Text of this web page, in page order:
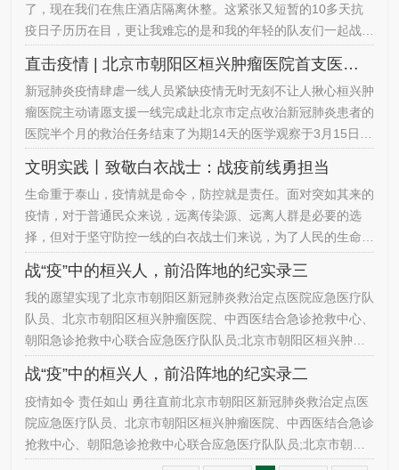
队员关键时刻挺身而出、不计生死，诠释了医护人员的职业素养
和伟大，…
了，现在我们在焦庄酒店隔离休整。这紧张又短暂的10多天抗
疫日子历历在目，更让我难忘的是和我的年轻的队友们一起战斗
瘤医院的医务人员纷纷请战到北京市朝阳区新冠肺炎救治定点医
院进行支援。经过院里的培训和选拔我有幸成为朝阳区桓兴肿瘤
医院应急医疗队队长带队出征，和我一起去的是院里三个年轻同
志：放疗科…
直击疫情 | 北京市朝阳区桓兴肿瘤医院首支医疗队凯旋--春暖花开日，英雄归…
新冠肺炎疫情肆虐一线人员紧缺疫情无时无刻不让人揪心桓兴肿
瘤医院主动请愿支援一线完成赴北京市定点收治新冠肺炎患者的
医院半个月的救治任务结束了为期14天的医学观察于3月15日北
冲向一线的他们请记住他们战疫中最美的桓兴人肩负公司、医院
的重托，带着亲人的嘱托，带着责任和使命，公司第二批医疗队
一行13人，其中我院2名队员，于3月15日上午9点胜利凯旋。圆
满完成赴北…
文明实践丨致敬白衣战士：战疫前线勇担当
生命重于泰山，疫情就是命令，防控就是责任。面对突如其来的
疫情，对于普通民众来说，远离传染源、远离人群是必要的选
择，但对于坚守防控一线的白衣战士们来说，为了人民的生命健
阳区桓兴肿瘤医院姚克青 姚克青，北京市朝阳区新冠肺炎救治
定点医院应急医疗队员，北京市朝阳区桓兴肿瘤医院、中西医结
合急诊抢救中心、朝阳急诊抢救中心联合应急医疗队队员，北京
市朝阳区桓…
战“疫”中的桓兴人，前沿阵地的纪实录三
我的愿望实现了北京市朝阳区新冠肺炎救治定点医院应急医疗队
队员、北京市朝阳区桓兴肿瘤医院、中西医结合急诊抢救中心、
朝阳急诊抢救中心联合应急医疗队队员;北京市朝阳区桓兴肿瘤
初，新型冠状病毒侵袭荆楚大地。2020年1月20日，中共中央作
出重要指示：要把人民群众生命安全和身体健康放在第一位，制
定周密方案，组织各方力量开展防控，采取切实有效措施，坚决
遏制疫情蔓延…
战“疫”中的桓兴人，前沿阵地的纪实录二
疫情如令 责任如山 勇往直前北京市朝阳区新冠肺炎救治定点医
院应急医疗队员、北京市朝阳区桓兴肿瘤医院、中西医结合急诊
抢救中心、朝阳急诊抢救中心联合应急医疗队队员;北京市朝阳
区桓兴肿瘤医院应急医疗队队长;北京市朝阳区桓兴肿瘤医院营